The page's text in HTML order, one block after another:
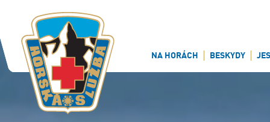
NA HORÁCH BESKYDY